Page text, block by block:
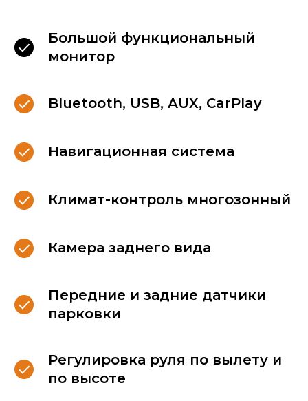
Большой функциональный
монитор
Bluetooth, USB, AUX, CarPlay
Навигационная система
Климат-контроль многозонный
Камера заднего вида
Передние и задние датчики
парковки
Регулировка руля по вылету и
по высоте